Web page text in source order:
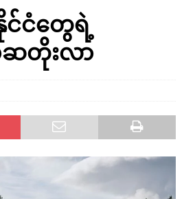
င်ငံတွေရဲ့
တိုးလာ